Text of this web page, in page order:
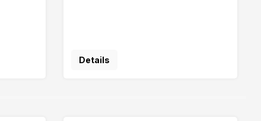
Details